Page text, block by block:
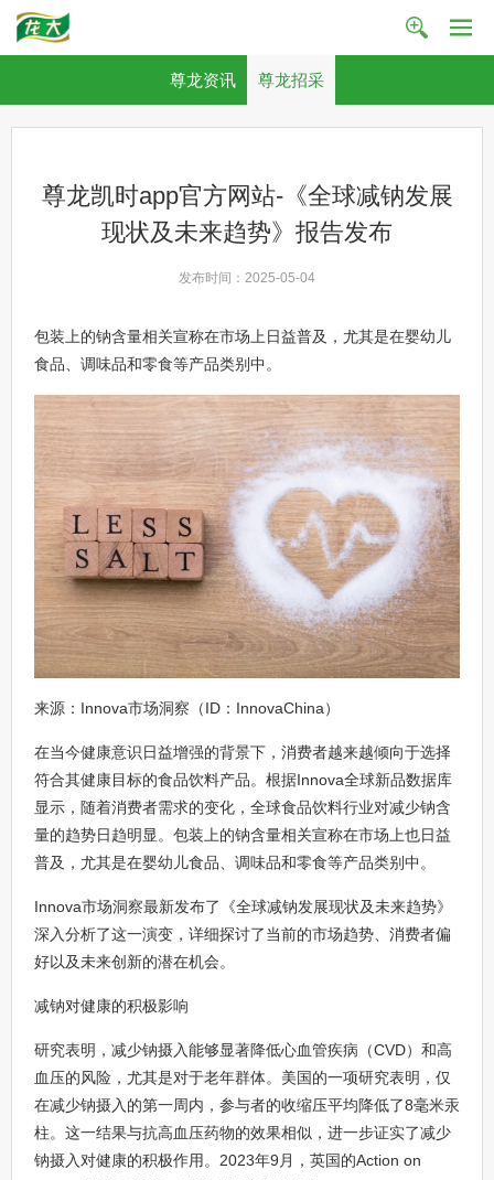
尊龙资讯 尊龙招采
尊龙凯时app官方网站-《全球减钠发展
现状及未来趋势》报告发布
发布时间：2025-05-04
包装上的钠含量相关宣称在市场上日益普及，尤其是在婴幼儿
食品、调味品和零食等产品类别中。
来源：Innova市场洞察（ID：InnovaChina）
在当今健康意识日益增强的背景下，消费者越来越倾向于选择
符合其健康目标的食品饮料产品。根据Innova全球新品数据库
显示，随着消费者需求的变化，全球食品饮料行业对减少钠含
量的趋势日趋明显。包装上的钠含量相关宣称在市场上也日益
普及，尤其是在婴幼儿食品、调味品和零食等产品类别中。
Innova市场洞察最新发布了《全球减钠发展现状及未来趋势》
深入分析了这一演变，详细探讨了当前的市场趋势、消费者偏
好以及未来创新的潜在机会。
减钠对健康的积极影响
研究表明，减少钠摄入能够显著降低心血管疾病（CVD）和高
血压的风险，尤其是对于老年群体。美国的一项研究表明，仅
在减少钠摄入的第一周内，参与者的收缩压平均降低了8毫米汞
柱。这一结果与抗高血压药物的效果相似，进一步证实了减少
钠摄入对健康的积极作用。2023年9月，英国的Action on